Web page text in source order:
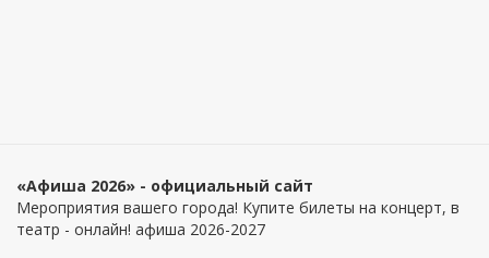
«Афиша 2026» - официальный сайт
Мероприятия вашего города! Купите билеты на концерт, в
театр - онлайн! афиша 2026-2027